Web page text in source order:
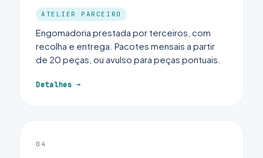
ATELIER PARCEIRO
Engomadoria prestada por terceiros, com
recolha e entrega. Pacotes mensais a partir
de 20 peças, ou avulso para peças pontuais.
Detalhes
04